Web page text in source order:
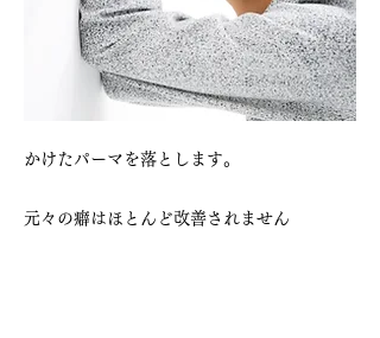
かけたパーマを落とします。
元々の癖はほとんど改善されません